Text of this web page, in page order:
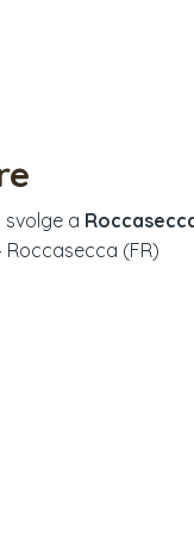
a
Roccasecca (FR)